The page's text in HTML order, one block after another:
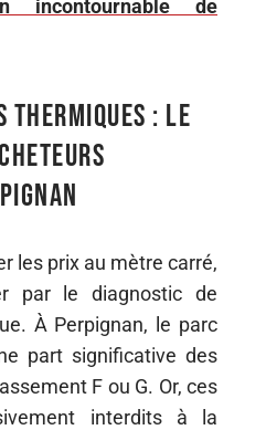
de
thermiques : le
les prix au mètre carré,
par le diagnostic de
À Perpignan, le parc
part significative des
F ou G. Or, ces
interdits à la